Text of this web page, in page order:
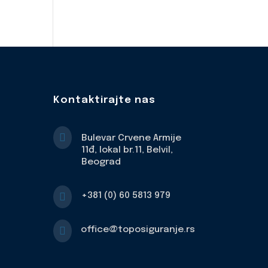
Kontaktirajte nas

Bulevar Crvene Armije
11đ, lokal br.11, Belvil,
Beograd
 +381 (0) 60 5813 979
 office@toposiguranje.rs